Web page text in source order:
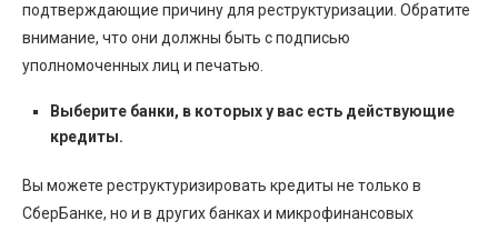
подтверждающие причину для реструктуризации. Обратите
внимание, что они должны быть с подписью
уполномоченных лиц и печатью.
Выберите банки, в которых у вас есть действующие
кредиты.
Вы можете реструктуризировать кредиты не только в
СберБанке, но и в других банках и микрофинансовых